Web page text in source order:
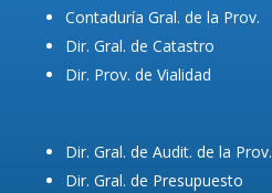
Contaduría Gral. de la Prov.
Dir. Gral. de Catastro
Dir. Prov. de Vialidad
Dir. Gral. de Audit. de la Prov.
Dir. Gral. de Presupuesto